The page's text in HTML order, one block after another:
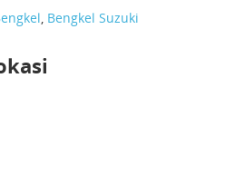
, Bengkel Suzuki